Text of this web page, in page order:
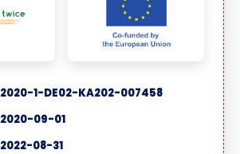
2020-1-DE02-KA202-007458
2020-09-01
2022-08-31